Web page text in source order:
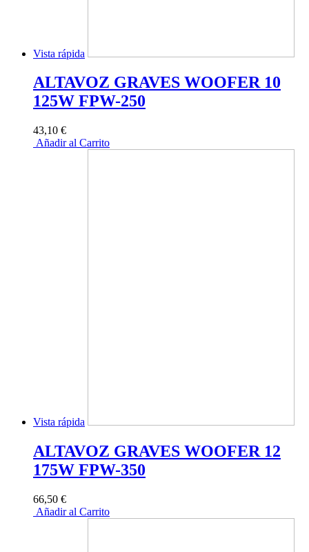
Vista rápida
ALTAVOZ GRAVES WOOFER 10
125W FPW-250
43,10 €
Añadir al Carrito
Vista rápida
ALTAVOZ GRAVES WOOFER 12
175W FPW-350
66,50 €
Añadir al Carrito